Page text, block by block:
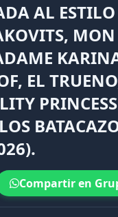
AL ESTILO
EL
Compartir en